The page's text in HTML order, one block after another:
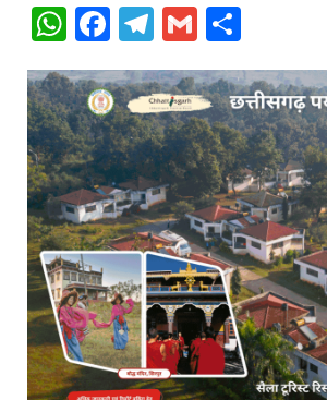
WhatsApp
Facebook
Telegram
Gmail